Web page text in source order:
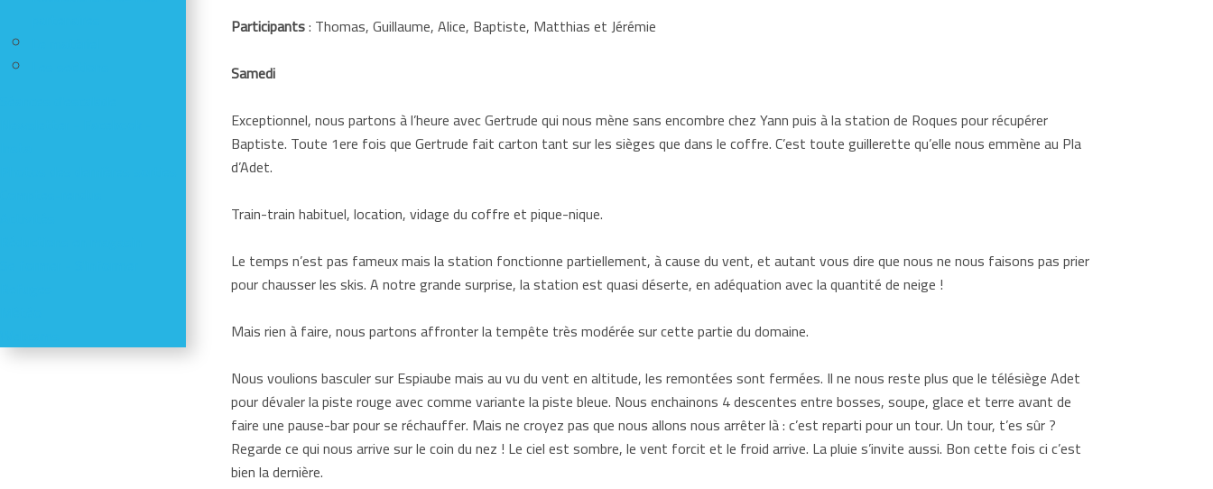
Participants: Thomas, Guillaume, Alice, Baptiste, Matthias et Jérémie
Samedi
Exceptionnel, nous partons à l’heure avec Gertrude qui nous mène sans encombre chez Yann puis à la station de Roques pour récupérer
Baptiste. Toute 1ere fois que Gertrude fait carton tant sur les sièges que dans le coffre. C’est toute guillerette qu’elle nous emmène au Pla
d’Adet.
Train-train habituel, location, vidage du coffre et pique-nique.
Le temps n’est pas fameux mais la station fonctionne partiellement, à cause du vent, et autant vous dire que nous ne nous faisons pas prier
pour chausser les skis. A notre grande surprise, la station est quasi déserte, en adéquation avec la quantité de neige !
Mais rien à faire, nous partons affronter la tempête très modérée sur cette partie du domaine.
Nous voulions basculer sur Espiaube mais au vu du vent en altitude, les remontées sont fermées. Il ne nous reste plus que le télésiège Adet
pour dévaler la piste rouge avec comme variante la piste bleue. Nous enchainons 4 descentes entre bosses, soupe, glace et terre avant de
faire une pause-bar pour se réchauffer. Mais ne croyez pas que nous allons nous arrêter là : c’est reparti pour un tour. Un tour, t’es sûr ?
Regarde ce qui nous arrive sur le coin du nez ! Le ciel est sombre, le vent forcit et le froid arrive. La pluie s’invite aussi. Bon cette fois ci c’est
bien la dernière.